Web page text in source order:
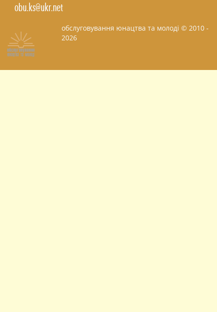
obu.ks@ukr.net
обслуговування юнацтва та молоді © 2010 -
2026